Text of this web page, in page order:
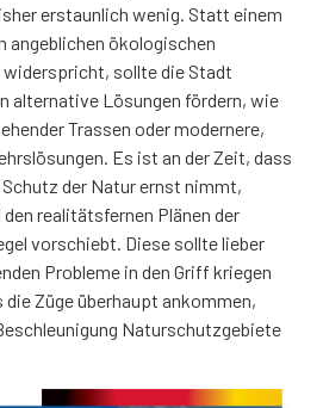
erstaunlich wenig. Statt einem
angeblichen ökologischen
widerspricht, sollte die Stadt
alternative Lösungen fördern, wie
Trassen oder modernere,
Es ist an der Zeit, dass
der Natur ernst nimmt,
realitätsfernen Plänen der
vorschiebt. Diese sollte lieber
Probleme in den Griff kriegen
Züge überhaupt ankommen,
Naturschutzgebiete